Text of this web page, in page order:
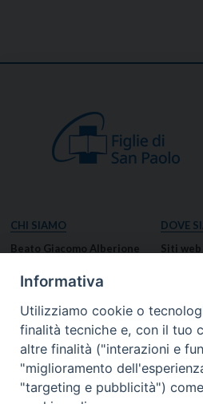
CHI SIAMO
Beato Giacomo Alberione
Missione Paolina
Luoghi delle Origini
Governo Generale
Famiglia Paolina
DOVE
Siti
Notizie
Notizie
Informativa
Utilizziamo cookie o
finalità tecniche e, con il tuo
altre finalità ("interazioni e
"miglioramento
"targeting e pubblicità")